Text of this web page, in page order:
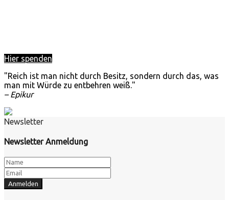
Hier spenden
"Reich ist man nicht durch Besitz, sondern durch das, was
man mit Würde zu entbehren weiß."
– Epikur
Newsletter
Newsletter Anmeldung